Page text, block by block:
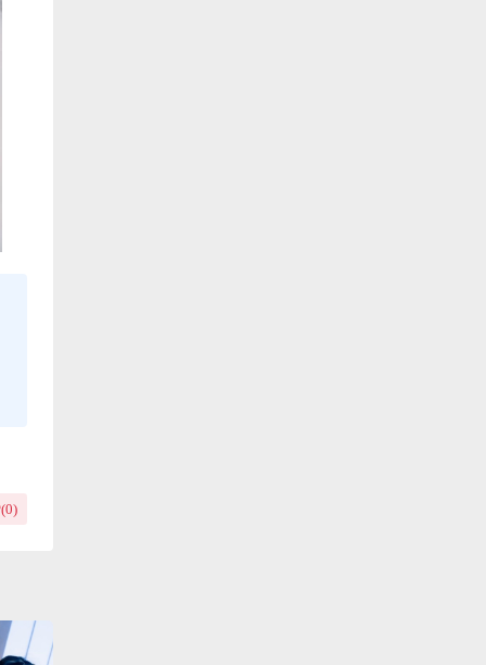
0)